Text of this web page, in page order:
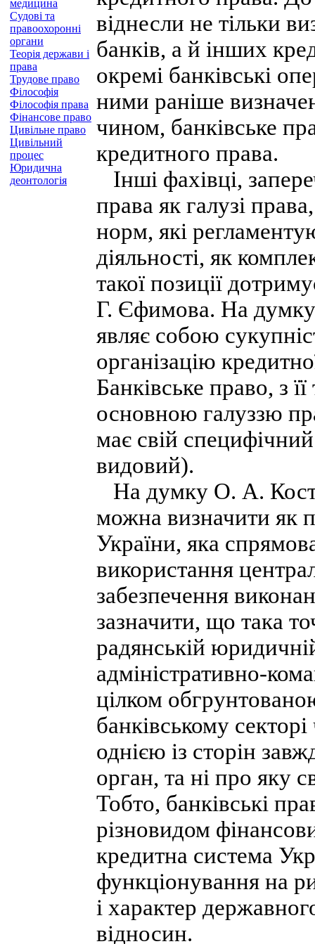
медицина
Судові та
правоохоронні
органи
Теорія держави і
права
Трудове право
Філософія
Філософія права
Фінансове право
Цивільне право
Цивільний
процес
Юридична
деонтологія
віднесли не тільки
банків, а й інших
окремі банківські
ними раніше
чином, банківське
кредитного права.
Інші фахівці,
права як галузі
норм, які
діяльності, як
такої позиції
Г. Єфимова. На
являє собою
організацію
Банківське право, з
основною галуззю
має свій
видовий).
На думку О. А.
можна визначити як
України, яка
використання
забезпечення
зазначити, що така
радянській
адміністративно-
цілком
банківському
однією із сторін
орган, та ні про яку
Тобто, банківські
різновидом
кредитна система
функціонування на
і характер
відносин.